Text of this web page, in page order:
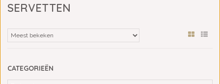
SERVETTEN
CATEGORIEËN